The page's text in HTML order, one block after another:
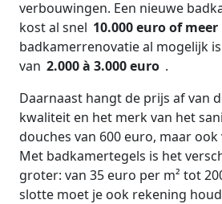
verbouwingen. Een nieuwe
kost al snel 10.000 euro of meer
badkamerrenovatie al mogelijk
van 2.000 à 3.000 euro .
Daarnaast hangt de prijs af van
kwaliteit en het merk van het
douches van 600 euro, maar ook
Met badkamertegels is het
groter: van 35 euro per m² tot
slotte moet je ook rekening